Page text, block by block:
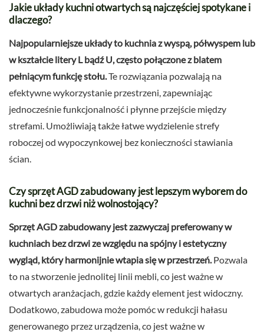
Jakie układy kuchni otwartych są najczęściej spotykane i
dlaczego?
Najpopularniejsze układy to kuchnia z wyspą, półwyspem lub
w kształcie litery L bądź U, często połączone z blatem
pełniącym funkcję stołu.Te rozwiązania pozwalają na
efektywne wykorzystanie przestrzeni, zapewniając
jednocześnie funkcjonalność i płynne przejście między
strefami. Umożliwiają także łatwe wydzielenie strefy
roboczej od wypoczynkowej bez konieczności stawiania
ścian.
Czy sprzęt AGD zabudowany jest lepszym wyborem do
kuchni bez drzwi niż wolnostojący?
Sprzęt AGD zabudowany jest zazwyczaj preferowany w
kuchniach bez drzwi ze względu na spójny i estetyczny
wygląd, który harmonijnie wtapia się w przestrzeń.Pozwala
to na stworzenie jednolitej linii mebli, co jest ważne w
otwartych aranżacjach, gdzie każdy element jest widoczny.
Dodatkowo, zabudowa może pomóc w redukcji hałasu
generowanego przez urządzenia, co jest ważne w